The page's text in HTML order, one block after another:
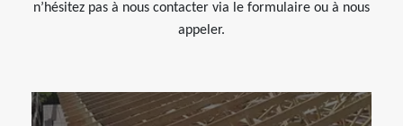
n’hésitez pas à nous contacter via le formulaire ou à nous
appeler.